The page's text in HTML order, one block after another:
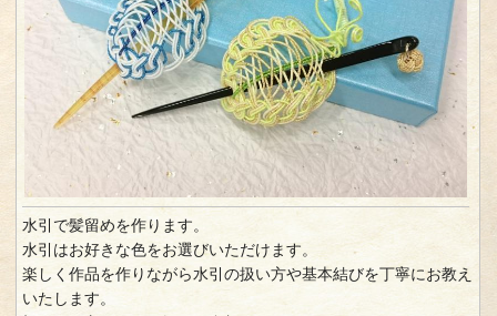
水引で髪留めを作ります。
水引はお好きな色をお選びいただけます。
楽しく作品を作りながら水引の扱い方や基本結びを丁寧にお教え
いたします。